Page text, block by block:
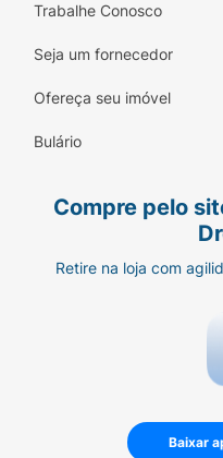
Trabalhe Conosco
Seja um fornecedor
Ofereça seu imóvel
Bulário
Compre pelo
Retire na loja com
Baixar